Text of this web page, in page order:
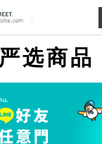
严选商品